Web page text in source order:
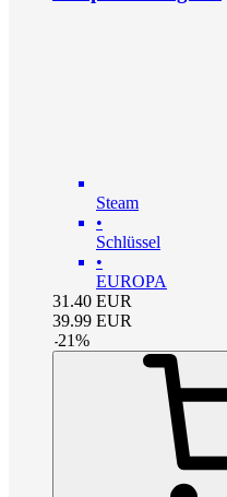
Steam
•
Schlüssel
•
EUROPA
31.40 EUR
39.99 EUR
-21%